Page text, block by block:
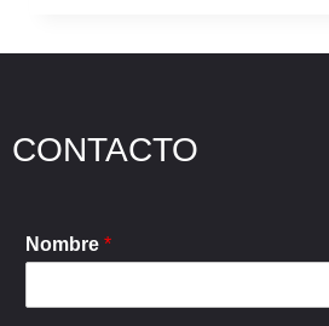
CONTACTO
Nombre *